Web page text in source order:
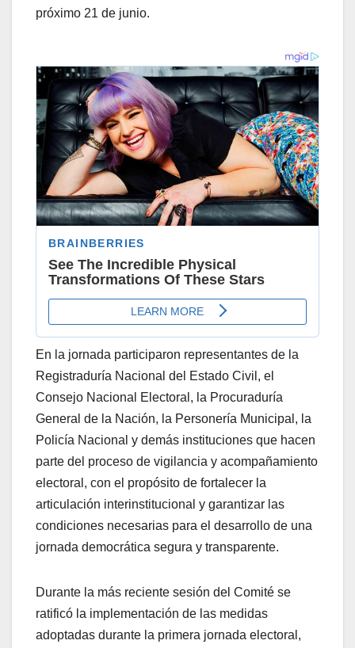
próximo 21 de junio.
En la jornada participaron representantes de la
Registraduría Nacional del Estado Civil, el
Consejo Nacional Electoral, la Procuraduría
General de la Nación, la Personería Municipal, la
Policía Nacional y demás instituciones que hacen
parte del proceso de vigilancia y acompañamiento
electoral, con el propósito de fortalecer la
articulación interinstitucional y garantizar las
condiciones necesarias para el desarrollo de una
jornada democrática segura y transparente.
Durante la más reciente sesión del Comité se
ratificó la implementación de las medidas
adoptadas durante la primera jornada electoral,